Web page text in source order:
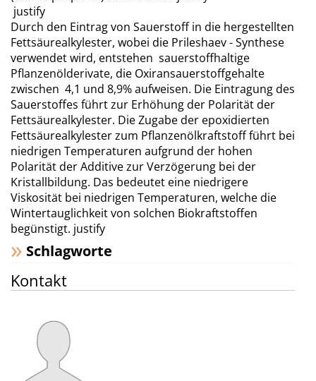
justify
Durch den Eintrag von Sauerstoff in die hergestellten
Fettsäurealkylester, wobei die Prileshaev - Synthese
verwendet wird, entstehen sauerstoffhaltige
Pflanzenölderivate, die Oxiransauerstoffgehalte
zwischen 4,1 und 8,9% aufweisen. Die Eintragung des
Sauerstoffes führt zur Erhöhung der Polarität der
Fettsäurealkylester. Die Zugabe der epoxidierten
Fettsäurealkylester zum Pflanzenölkraftstoff führt bei
niedrigen Temperaturen aufgrund der hohen
Polarität der Additive zur Verzögerung bei der
Kristallbildung. Das bedeutet eine niedrigere
Viskosität bei niedrigen Temperaturen, welche die
Wintertauglichkeit von solchen Biokraftstoffen
begünstigt. justify
Schlagworte
Kontakt